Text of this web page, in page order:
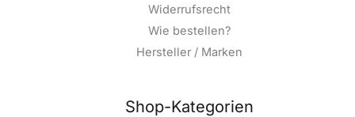
Widerrufsrecht
Wie bestellen?
Hersteller / Marken
Shop-Kategorien